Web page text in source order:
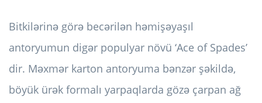
Bitkilərinə görə becərilən həmişəyaşıl
antoryumun digər populyar növü ‘Ace of Spades’
dir. Məxmər karton antoryuma bənzər şəkildə,
böyük ürək formalı yarpaqlarda gözə çarpan ağ